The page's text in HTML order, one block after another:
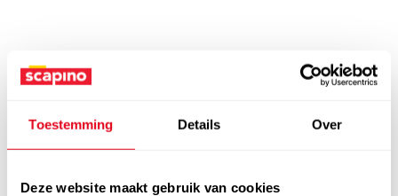
Toestemming Details Over
Deze website maakt gebruik van cookies